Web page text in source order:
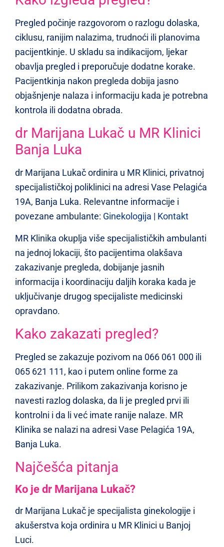
Pregled počinje razgovorom o razlogu dolaska,
ciklusu, ranijim nalazima, trudnoći ili planovima
pacijentkinje. U skladu sa indikacijom, ljekar
obavlja pregled i preporučuje dodatne korake.
Pacijentkinja nakon pregleda dobija jasno
objašnjenje nalaza i informaciju kada je potrebna
kontrola ili dodatna obrada.
dr Marijana Lukač u MR Klinici
Banja Luka
dr Marijana Lukač ordinira u MR Klinici, privatnoj
specijalističkoj poliklinici na adresi Vase Pelagića
19A, Banja Luka. Relevantne informacije i
povezane ambulante: Ginekologija | Kontakt
MR Klinika okuplja više specijalističkih ambulanti
na jednoj lokaciji, što pacijentima olakšava
zakazivanje pregleda, dobijanje jasnih
informacija i koordinaciju daljih koraka kada je
uključivanje drugog specijaliste medicinski
opravdano.
Kako zakazati pregled?
Pregled se zakazuje pozivom na 066 061 000 ili
065 621 111, kao i putem online forme za
zakazivanje. Prilikom zakazivanja korisno je
navesti razlog dolaska, da li je pregled prvi ili
kontrolni i da li već imate ranije nalaze. MR
Klinika se nalazi na adresi Vase Pelagića 19A,
Banja Luka.
Najčešća pitanja
Ko je dr Marijana Lukač?
dr Marijana Lukač je specijalista ginekologije i
akušerstva koja ordinira u MR Klinici u Banjoj
Luci.